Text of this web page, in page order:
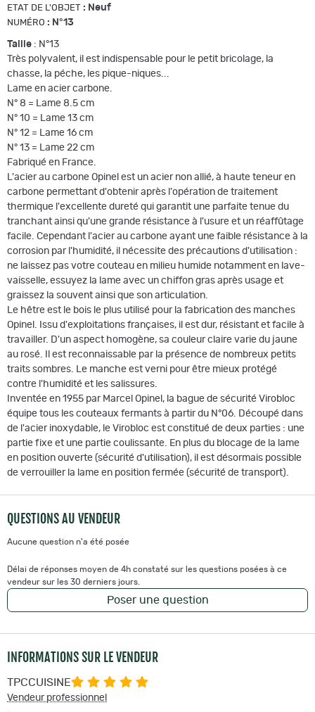
ETAT DE L'OBJET : Neuf
NUMÉRO : N°13
Taille : N°13
Très polyvalent, il est indispensable pour le petit bricolage, la
chasse, la péche, les pique-niques...
Lame en acier carbone.
N° 8 = Lame 8.5 cm
N° 10 = Lame 13 cm
N° 12 = Lame 16 cm
N° 13 = Lame 22 cm
Fabriqué en France.
L'acier au carbone Opinel est un acier non allié, à haute teneur en
carbone permettant d'obtenir après l'opération de traitement
thermique l'excellente dureté qui garantit une parfaite tenue du
tranchant ainsi qu'une grande résistance à l'usure et un réaffûtage
facile. Cependant l'acier au carbone ayant une faible résistance à la
corrosion par l'humidité, il nécessite des précautions d'utilisation :
ne laissez pas votre couteau en milieu humide notamment en lave-
vaisselle, essuyez la lame avec un chiffon gras après usage et
graissez la souvent ainsi que son articulation.
Le hêtre est le bois le plus utilisé pour la fabrication des manches
Opinel. Issu d'exploitations françaises, il est dur, résistant et facile à
travailler. D'un aspect homogène, sa couleur claire varie du jaune
au rosé. Il est reconnaissable par la présence de nombreux petits
traits sombres. Le manche est verni pour être mieux protégé
contre l'humidité et les salissures.
Inventée en 1955 par Marcel Opinel, la bague de sécurité Virobloc
équipe tous les couteaux fermants à partir du N°06. Découpé dans
de l'acier inoxydable, le Virobloc est constitué de deux parties : une
partie fixe et une partie coulissante. En plus du blocage de la lame
en position ouverte (sécurité d'utilisation), il est désormais possible
de verrouiller la lame en position fermée (sécurité de transport).
QUESTIONS AU VENDEUR
Aucune question n'a été posée
Délai de réponses moyen de 4h constaté sur les questions posées à ce
vendeur sur les 30 derniers jours.
Poser une question
INFORMATIONS SUR LE VENDEUR
TPCCUISINE
Vendeur professionnel